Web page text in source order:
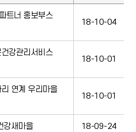
트너 홍보부스
18-10-04
강관리서비스
18-10-01
연계 우리마을
18-10-01
강새마을 18-09-24